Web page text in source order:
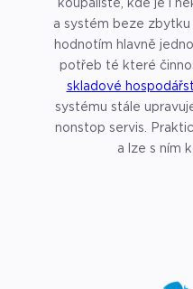
koupaliště, kde je i
a systém beze zbytku
hodnotím hlavně
potřeb té které
skladové
systému stále
nonstop servis.
a lze s ním